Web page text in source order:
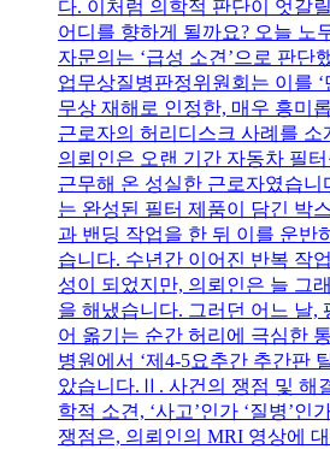
다. 이처럼 의학적 판단이 엇갈
어디를 향하게 될까요? 오늘 노
자문의는 ‘급성 소견’으로 판단
업무상질병판정위원회는 이를 ‘
무상 재해로 인정한, 매우 흥미
근로자의 허리디스크 사례를 소
의뢰인은 오랜 기간 자동차 필
근무해 온 성실한 근로자였습니
는 완성된 필터 제품이 담긴 박
과 밴딩 작업을 한 뒤 이를 운반
습니다. 수년간 이어진 반복 작
성이 되었지만, 의뢰인은 늘 그
을 해냈습니다. 그러던 어느 날,
어 옮기는 순간 허리에 극심한
병원에서 ‘제4-5요추간 추간판
았습니다.Ⅱ. 사건의 쟁점 및 해
학적 소견, ‘사고’인가 ‘질병’인
쟁점은, 의뢰인의 MRI 영상에